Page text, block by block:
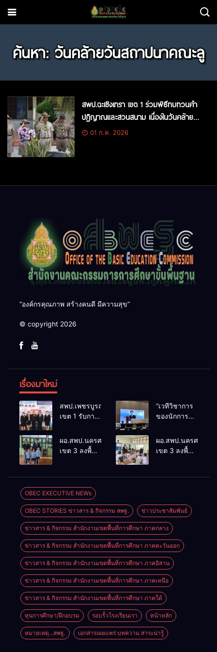
ค้นหา: วันคล้ายวันสถาปนาคณะลู
สพป.ฉะเชิงเทรา เขต 1 ร่วมพิธีทบทวนคำ
ปฏิญาณและสวนสนาม เนื่องในวันคล้ายวัน
สถาปนาคณะลูกเสือแห่งชาติ ประจำปี 2569
01 ก.ค. 2026
“องค์กรคุณภาพ สร้างคนดี มีความสุข”
© copyright 2026
เรื่องมาใหม่
สพป.เพชรบูรณ์
เขต 1 รับการ
ประเมินผล
เชิงประจักษ์
ต้นแบบ”
ระดับประเทศ
รุ่นที่ 3 ประจำ
ปีงบประมาณ
พ.ศ. 2569
“เวทีวิชาการ
ของนักการ
ThaiCER
International
Research
(ThaiCER)
2026
ผอ.สพป.นครศรีธรรมราช
เขต 3 ลงพื้นที่
ปากพนัง
ผอ.สพป.นครศรีธรร
เขต 3 ลงพื้นที่
OBEC EXECUTIVE NEWs
OBEC STORIES ข่าวสาร & กิจกรรม สพฐ. ข่าวประชาสัมพันธ์
ข่าวสาร & กิจกรรม สำนักงานเขตพื้นที่การศึกษา ภาคกลาง
ข่าวสาร & กิจกรรม สำนักงานเขตพื้นที่การศึกษา ภาคตะวันออก
ข่าวสาร & กิจกรรม สำนักงานเขตพื้นที่การศึกษา ภาคอิสาน
ข่าวสาร & กิจกรรม สำนักงานเขตพื้นที่การศึกษา ภาคเหนือ
ข่าวสาร & กิจกรรม สำนักงานเขตพื้นที่การศึกษา ภาคใต้
ทุนการศึกษา/ฝึกอบรม รอบรั้วโรงเรียนเรา หน้าหลัก
หมายเหตุ...สพฐ. เอกสารเผยแพร่ บทความ สาระน่ารู้